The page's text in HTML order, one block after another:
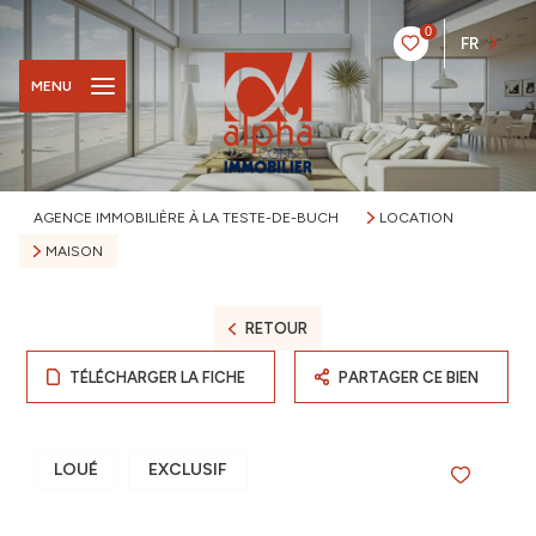
0
FR
MENU
AGENCE IMMOBILIÈRE À LA TESTE-DE-BUCH
LOCATION
MAISON
RETOUR
TÉLÉCHARGER LA FICHE PARTAGER CE BIEN
LOUÉ EXCLUSIF